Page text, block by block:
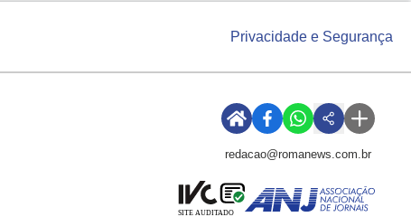
Privacidade e Segurança
redacao@romanews.com.br
SITE AUDITADO